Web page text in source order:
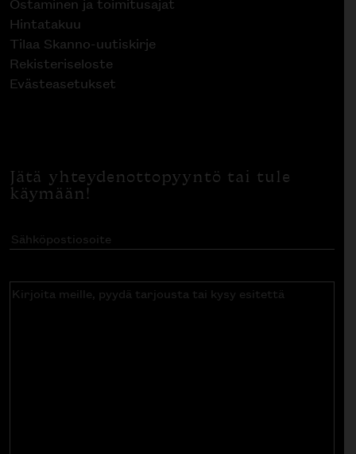
Hintatakuu
Tilaa Skanno-uutiskirje
Rekisteriseloste
Evästeasetukset
Jätä yhteydenottopyyntö tai tule
käymään!
Sähköpostiosoite(Pakollinen)
Kirjoita